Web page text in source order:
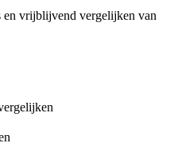
en vrijblijvend vergelijken van